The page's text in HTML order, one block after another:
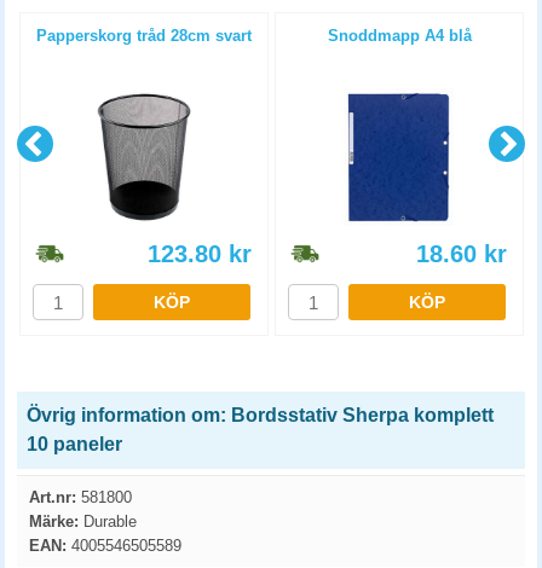
Papperskorg tråd 28cm svart
123.80 kr
KÖP
Snoddmapp A4 blå
18.60 kr
KÖP
Övrig information om: Bordsstativ Sherpa komplett
10 paneler
Art.nr: 581800
Märke: Durable
EAN: 4005546505589